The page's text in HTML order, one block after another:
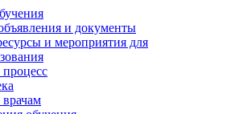
и документы
и мероприятия для